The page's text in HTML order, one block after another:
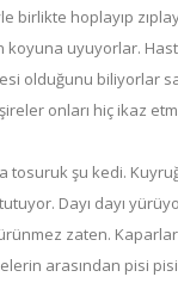
birlikte hoplayıp
koyuna uyuyorlar.
olduğunu biliyorlar
onları hiç ikaz
tosuruk şu kedi.
Dayı dayı
zaten. Kaparlar
arasından pisi